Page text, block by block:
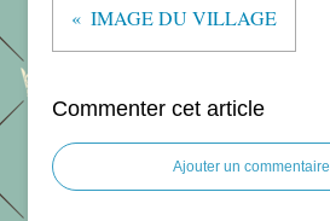
IMAGE DU VILLAGE
Commenter cet article
Ajouter un commentaire